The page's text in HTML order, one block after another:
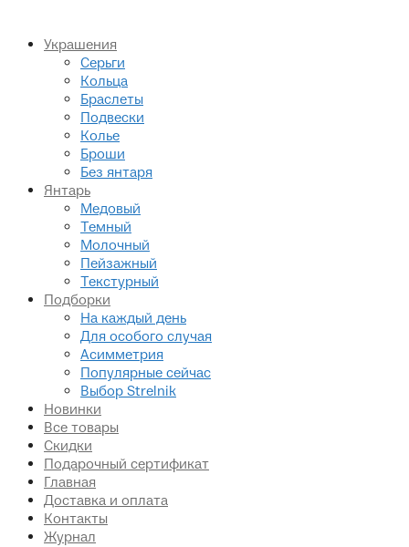
Украшения
Серьги
Кольца
Браслеты
Подвески
Колье
Броши
Без янтаря
Янтарь
Медовый
Темный
Молочный
Пейзажный
Текстурный
Подборки
На каждый день
Для особого случая
Асимметрия
Популярные сейчас
Выбор Strelnik
Новинки
Все товары
Скидки
Подарочный сертификат
Главная
Доставка и оплата
Контакты
Журнал